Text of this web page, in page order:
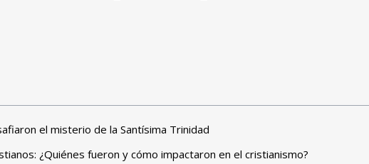
el misterio de la Santísima Trinidad
¿Quiénes fueron y cómo impactaron en el cristianismo?